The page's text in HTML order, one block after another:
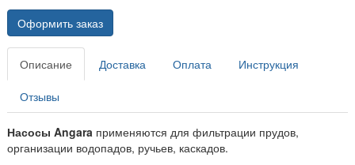
Оформить заказ
Описание Доставка Оплата Инструкция
Отзывы
Насосы Angara применяются для фильтрации прудов,
организации водопадов, ручьев, каскадов.